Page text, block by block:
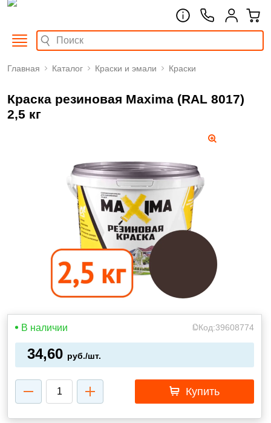
Главная Каталог Краски и эмали Краски
Краска резиновая Maxima (RAL 8017)
2,5 кг
В наличии Код:39608774
34,60 руб./шт.
Купить